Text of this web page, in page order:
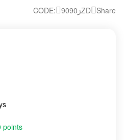
CODE: 90ز90ZD Share
points